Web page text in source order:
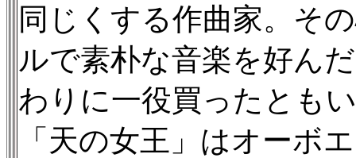
同じくする作曲家。そ
ルで素朴な音楽を好ん
わりに一役買ったとも
「天の女王」はオーボ